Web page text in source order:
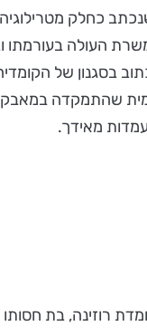
- 1799), שנכתב כחלק
העולה בעורמתו
בסגנון של
שהתמקדה במאבק
מאידך.
רוזינה, בת